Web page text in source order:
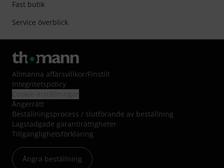
Fast butik
Service överblick
Allmänna affärsvillkor/Finstilt
Integritetspolicy
Ångerrätt
Beställningsprocess / slutförande av beställning
Lagstadgade garantirättigheter
Tillgänglighetsförklaring
Ångra beställning